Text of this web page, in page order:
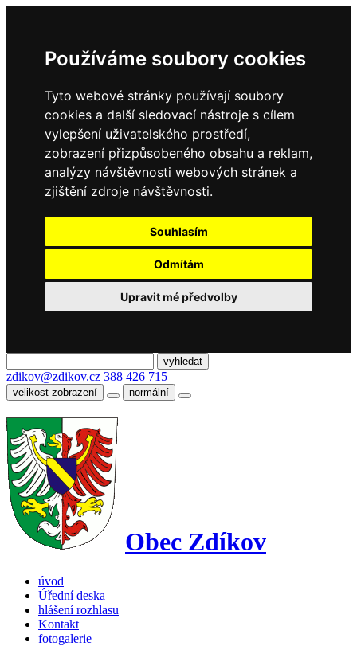
Používáme soubory cookies
Tyto webové stránky používají soubory
cookies a další sledovací nástroje s cílem
vylepšení uživatelského prostředí,
zobrazení přizpůsobeného obsahu a reklam,
analýzy návštěvnosti webových stránek a
zjištění zdroje návštěvnosti.
Souhlasím
Odmítám
Upravit mé předvolby
zdikov@zdikov.cz 388 426 715
velikost zobrazení normální
Obec Zdíkov
úvod
Úřední deska
hlášení rozhlasu
Kontakt
fotogalerie